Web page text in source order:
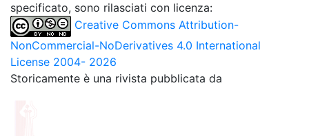
specificato, sono rilasciati con licenza:
Creative Commons Attribution-
NonCommercial-NoDerivatives 4.0 International
License 2004- 2026
Storicamente è una rivista pubblicata da